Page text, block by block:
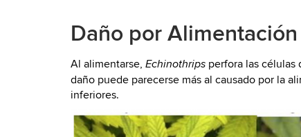
Daño por Alimentación
Al alimentarse, Echinothrips perfora las células
daño puede parecerse más al causado por la
inferiores.